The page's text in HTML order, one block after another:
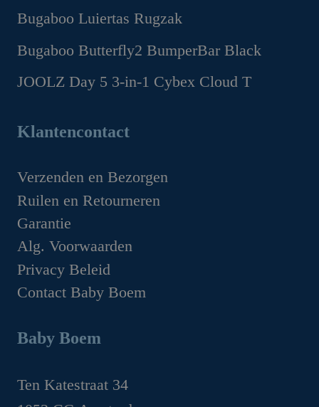
€1,299.00.
€1,169.00.
Oorspronkelijke
prijs
was:
Huidige
prijs
is:
Bugaboo Luiertas Rugzak
Oorspronkelijke
prijs
was:
Huidige
prijs
is:
Bugaboo Butterfly2 BumperBar Black
Oorspronkelijke
€49.95.
Huidige
€44.95.
JOOLZ Day 5 3-in-1 Cybex Cloud T
prijs
prijs
Klantencontact
Verzenden en Bezorgen
Ruilen en Retourneren
Garantie
Alg. Voorwaarden
Privacy Beleid
Contact Baby Boem
Baby Boem
Ten Katestraat 34